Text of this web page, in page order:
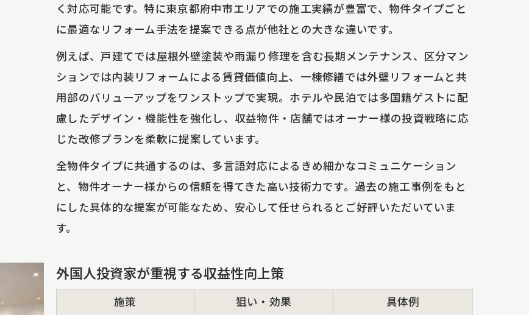
雨漏り修理の流れと対応範囲を徹底比較
戸建て・マンションそれぞれの修理事例
多国籍投資家に選ばれる理由とは
修理後の保証とアフターサポート体制
欧米人投資家向け一棟修繕の最適解を提案
一棟修繕プランの内容と比較ポイント
欧米人投資家が求める修繕基準とは
屋根外壁塗装も含めた総合提案の強み
不動産情報も提供できる安心感
物件オーナー必見の屋根外壁塗装の最新トレンド
屋根外壁塗装の最新素材と性能比較表
く対応可能です。特に東京都府中市エリアでの施工実績が豊富で、物件タイプごと
に最適なリフォーム手法を提案できる点が他社との大きな違いです。
例えば、戸建てでは屋根外壁塗装や雨漏り修理を含む長期メンテナンス、区分マン
ションでは内装リフォームによる賃貸価値向上、一棟修繕では外壁リフォームと共
用部のバリューアップをワンストップで実現。ホテルや民泊では多国籍ゲストに配
慮したデザイン・機能性を強化し、収益物件・店舗ではオーナー様の投資戦略に応
じた改修プランを柔軟に提案しています。
全物件タイプに共通するのは、多言語対応によるきめ細かなコミュニケーション
と、物件オーナー様からの信頼を得てきた高い技術力です。過去の施工事例をもと
にした具体的な提案が可能なため、安心して任せられるとご好評いただいていま
す。
外国人投資家が重視する収益性向上策
施策 狙い・効果
具体例